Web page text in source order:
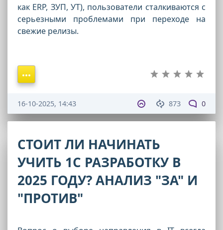
как ERP, ЗУП, УТ), пользователи сталкиваются с
серьезными проблемами при переходе на
свежие релизы.
873 0
16-10-2025, 14:43
СТОИТ ЛИ НАЧИНАТЬ
УЧИТЬ 1С РАЗРАБОТКУ В
2025 ГОДУ? АНАЛИЗ "ЗА" И
"ПРОТИВ"